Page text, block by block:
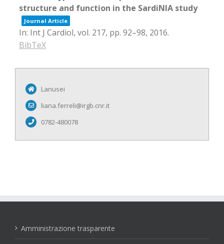
structure and function in the SardiNIA study
Journal Article
In: Int J Cardiol, vol. 217, pp. 92–98, 2016.
BibTeX
Lanusei
liana.ferreli@irgb.cnr.it
0782-480078
Amministrazione trasparente